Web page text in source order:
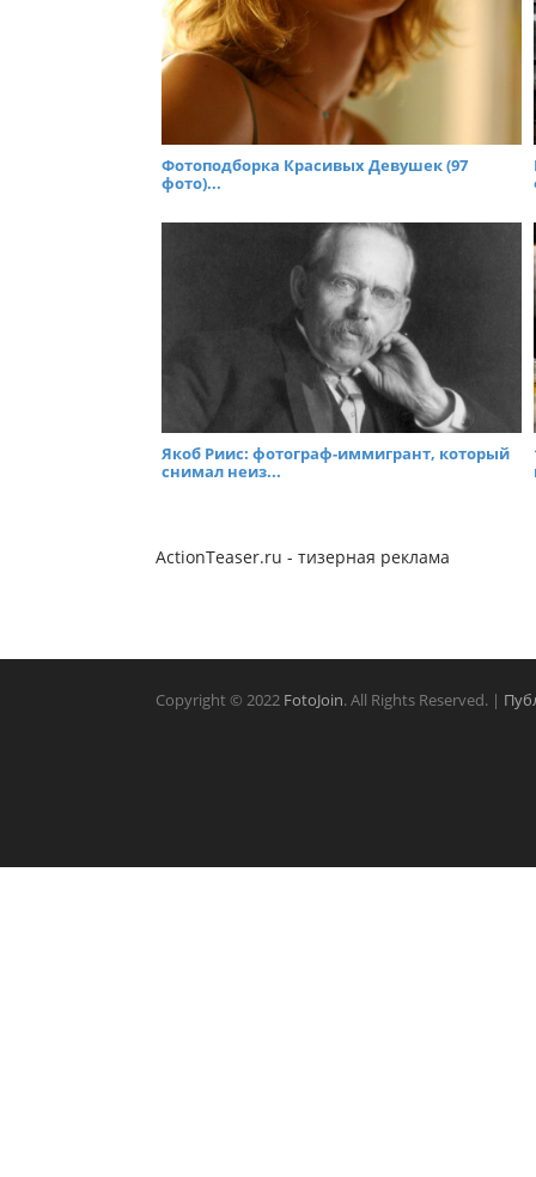
Фотоподборка Красивых Девушек (97
фото)...
Якоб Риис: фотограф-иммигрант, который
снимал неиз...
ActionTeaser.ru - тизерная реклама
Copyright © 2022 FotoJoin. All Rights Reserved. |